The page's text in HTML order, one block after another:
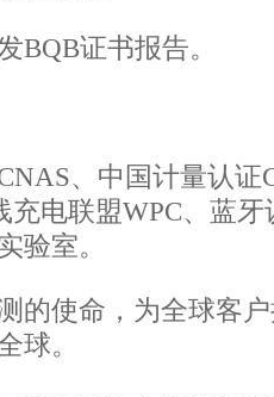
BQB证书报告。
、中国计量认
电联盟WPC、蓝
验室。
的使命，为全球客
球。